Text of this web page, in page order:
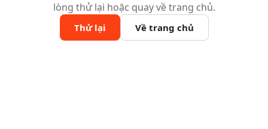
lòng thử lại hoặc quay về trang chủ.
Thử lại Về trang chủ